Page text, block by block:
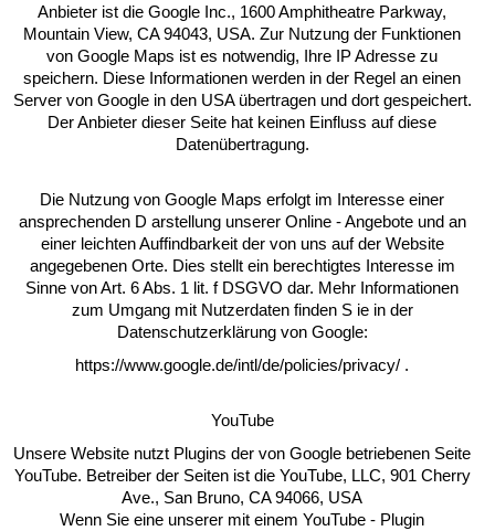
Anbieter ist die Google Inc., 1600 Amphitheatre Parkway,
Mountain View, CA 94043, USA. Zur Nutzung der Funktionen
von Google Maps ist es notwendig, Ihre IP Adresse zu
speichern. Diese Informationen werden in der Regel an einen
Server von Google in den USA übertragen und dort gespeichert.
Der Anbieter dieser Seite hat keinen Einfluss auf diese
Datenübertragung.
Die Nutzung von Google Maps erfolgt im Interesse einer
ansprechenden D arstellung unserer Online - Angebote und an
einer leichten Auffindbarkeit der von uns auf der Website
angegebenen Orte. Dies stellt ein berechtigtes Interesse im
Sinne von Art. 6 Abs. 1 lit. f DSGVO dar. Mehr Informationen
zum Umgang mit Nutzerdaten finden S ie in der
Datenschutzerklärung von Google:
https://www.google.de/intl/de/policies/privacy/ .
YouTube
Unsere Website nutzt Plugins der von Google betriebenen Seite
YouTube. Betreiber der Seiten ist die YouTube, LLC, 901 Cherry
Ave., San Bruno, CA 94066, USA
Wenn Sie eine unserer mit einem YouTube - Plugin